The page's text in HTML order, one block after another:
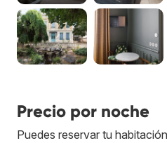
Precio por noche
Puedes reservar tu